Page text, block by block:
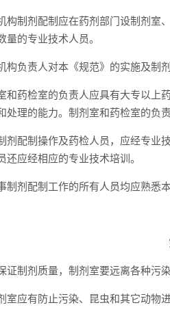
制剂配制应在药剂部门设制剂室
量的专业技术人员。
负责人对本《规范》的实施及制剂
药检室的负责人应具有大专以上
处理的能力。制剂室和药检室的负
配制操作及药检人员，应经专业
还应经相应的专业技术培训。
剂配制工作的所有人员均应熟悉
制剂质量，制剂室要远离各种污
应有防止污染、昆虫和其它动物进